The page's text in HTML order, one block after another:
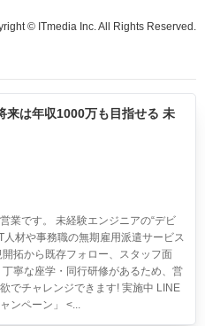
© ITmedia Inc. All Rights Reserved.
来は年収1000万も目指せる 未
業です。 未経験エンジニアの“デビ
人材や事務職の無期雇用派遣サービス
拓から既存フォロー、スタッフ面
寧な座学・同行研修があるため、営
でチャレンジできます! 実施中 LINE
ンペーン」 <...